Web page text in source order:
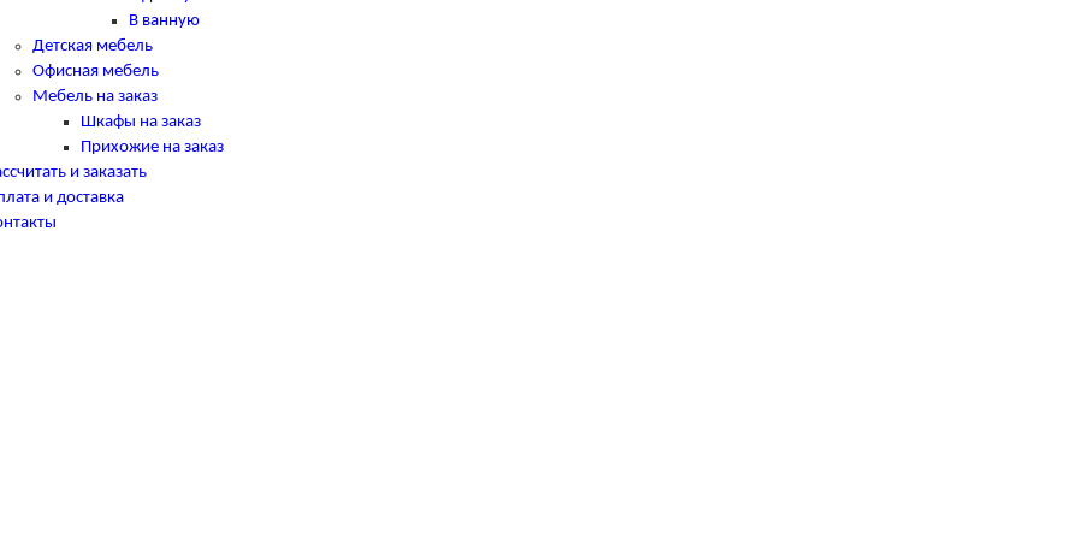
В ванную
Детская мебель
Офисная мебель
Мебель на заказ
Шкафы на заказ
Прихожие на заказ
и заказать
и доставка